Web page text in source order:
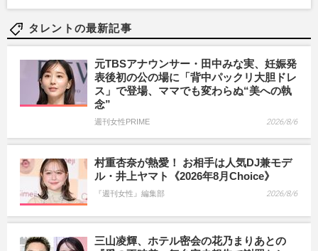
タレントの最新記事
元TBSアナウンサー・田中みな実、妊娠発
表後初の公の場に「背中パックリ大胆ドレ
ス」で登場、ママでも変わらぬ“美への執
念”
週刊女性PRIME 2026/8/6
村重杏奈が熱愛！ お相手は人気DJ兼モデ
ル・井上ヤマト《2026年8月Choice》
『週刊女性』編集部 2026/8/6
三山凌輝、ホテル密会の花乃まりあとの